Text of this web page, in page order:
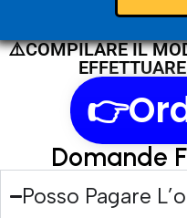
⚠️COMPILARE IL
Domande
Posso Pagare